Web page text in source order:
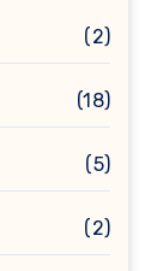
(2)
(18)
(5)
(2)